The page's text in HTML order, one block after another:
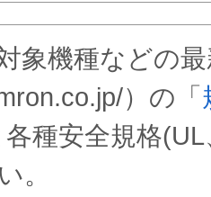
象機種などの
）の「
各種安全規格
。